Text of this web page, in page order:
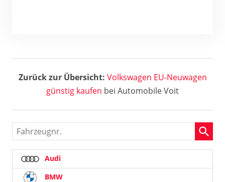
Zurück zur Übersicht: Volkswagen EU-Neuwagen
günstig kaufen bei Automobile Voit
Fahrzeugnr.
Audi
BMW